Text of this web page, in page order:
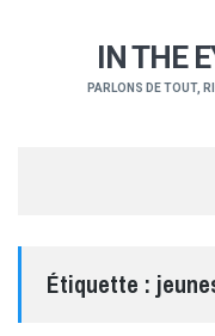
IN THE
PARLONS DE TOUT,
Étiquette :